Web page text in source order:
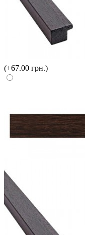
(+67.00 грн.)